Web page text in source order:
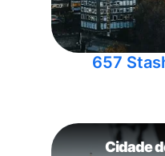
657
Cidade